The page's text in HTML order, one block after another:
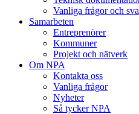
Vanliga frågor och
Samarbeten
Entreprenörer
Kommuner
Projekt och nätverk
Om NPA
Kontakta oss
Vanliga frågor
Nyheter
Så tycker NPA